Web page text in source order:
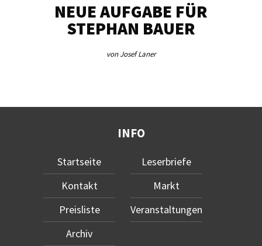
NEUE AUFGABE FÜR
STEPHAN BAUER
von Josef Laner
INFO
Startseite
Kontakt
Preisliste
Archiv
Leserbriefe
Markt
Veranstaltungen